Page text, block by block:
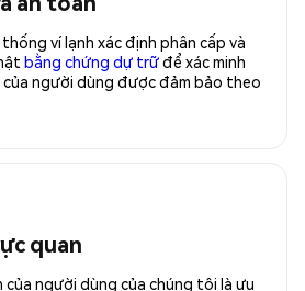
ví lạnh xác định phân cấp và
bằng chứng dự trữđể xác minh
người dùng được đảm bảo theo
quan
của người dùng của chúng tôi là ưu